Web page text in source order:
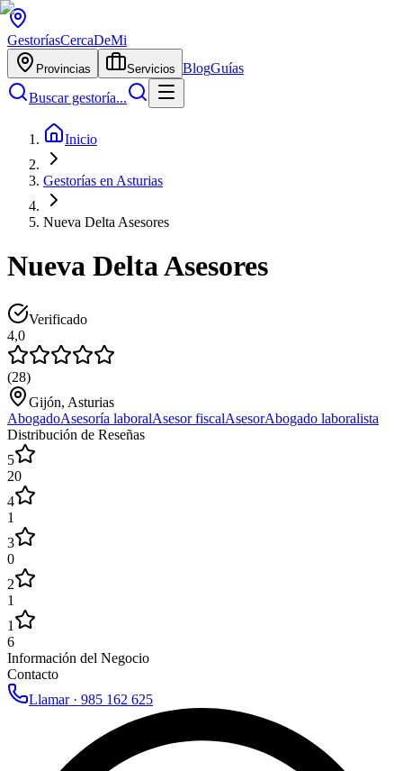
GestoríasCercaDeMi
Provincias Servicios BlogGuías
Buscar gestoría...
Inicio
Gestorías en Asturias
Nueva Delta Asesores
Nueva Delta Asesores
Verificado
4,0
(28)
Gijón, Asturias
AbogadoAsesoría laboralAsesor fiscalAsesorAbogado laboralista
Distribución de Reseñas
5
20
4
1
3
0
2
1
1
6
Información del Negocio
Contacto
Llamar · 985 162 625